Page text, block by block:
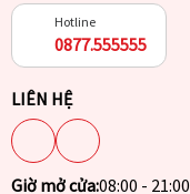
Hotline
0877.555555
LIÊN HỆ
Giờ mở cửa:08:00 - 21:00